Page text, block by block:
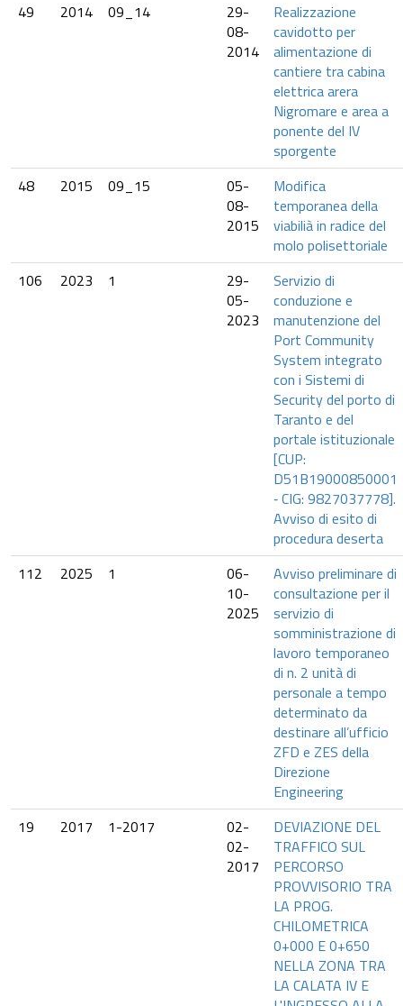
49
2014 09_14
29-
08-
2014
Realizzazione
cavidotto per
alimentazione di
cantiere tra cabina
elettrica arera
Nigromare e area a
ponente del IV
sporgente
48
2015 09_15
05-
08-
2015
Modifica
temporanea della
viabilià in radice del
molo polisettoriale
106
2023 1
29-
05-
2023
Servizio di
conduzione e
manutenzione del
Port Community
System integrato
con i Sistemi di
Security del porto di
Taranto e del
portale istituzionale
[CUP:
D51B19000850001
‐ CIG: 9827037778].
Avviso di esito di
procedura deserta
112
2025 1
06-
10-
2025
Avviso preliminare di
consultazione per il
servizio di
somministrazione di
lavoro temporaneo
di n. 2 unità di
personale a tempo
determinato da
destinare all’ufficio
ZFD e ZES della
Direzione
Engineering
19
2017 1-2017
02-
02-
2017
DEVIAZIONE DEL
TRAFFICO SUL
PERCORSO
PROVVISORIO TRA
LA PROG.
CHILOMETRICA
0+000 E 0+650
NELLA ZONA TRA
LA CALATA IV E